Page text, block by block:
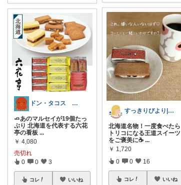
ドン・タコス 防災⚠️生活雑貨アウトドア
🧈あのマルセイが19個たっ
ぷり 北海道を代表する六花
亭の看板 ...
￥ 4,080
売切れ
0 0 3
コレ いいね
すっきりびより|ふゆ
北海道名物！一度食べたら
トリコになる王道スイーツ
をご褒美に☕️ ...
￥ 1,720
0 0 16
コレ いいね